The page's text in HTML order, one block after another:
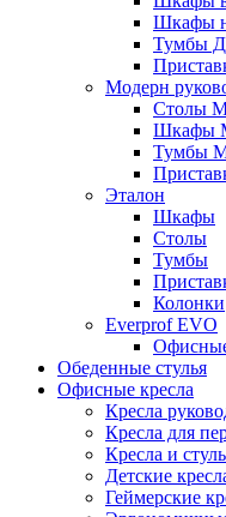
Шкафы
Тумбы
Модерн
Столы
Шкафы
Тумбы
Эталон
Шкафы
Столы
Тумбы
Колонки
Everprof EVO
Обеденные стулья
Офисные кресла
Кресла
Кресла для
Кресла и
Детские
Геймерские